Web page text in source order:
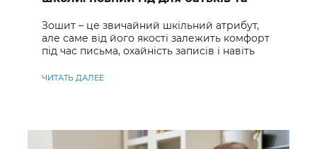
Зошит – це звичайний шкільний атрибут,
але саме від його якості залежить комфорт
під час письма, охайність записів і навіть
ЧИТАТЬ ДАЛЕЕ